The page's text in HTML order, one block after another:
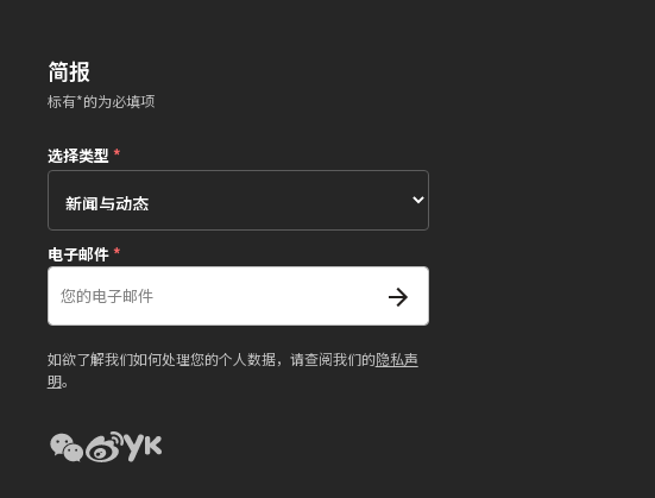
简报
标有*的为必填项
选择类型*
电子邮件*
如欲了解我们如何处理您的个人数据，请查阅我们的隐私声
明。